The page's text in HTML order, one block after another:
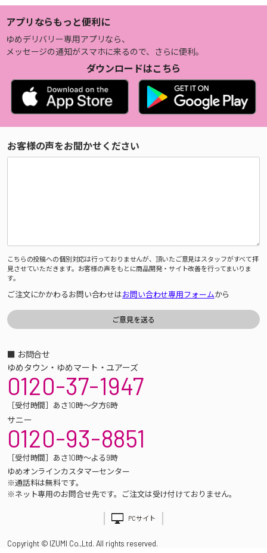
アプリならもっと便利に
ゆめデリバリー専用アプリなら、
メッセージの通知がスマホに来るので、さらに便利。
ダウンロードはこちら
お客様の声をお聞かせください
こちらの投稿への個別対応は行っておりませんが、頂いたご意見はスタッフがすべて拝
見させていただきます。お客様の声をもとに商品開発・サイト改善を行ってまいりま
す。
ご注文にかかわるお問い合わせはお問い合わせ専用フォームから
■ お問合せ
ゆめタウン・ゆめマート・ユアーズ
0120-37-1947
［受付時間］あさ10時～夕方6時
サニー
0120-93-8851
［受付時間］あさ10時～よる9時
ゆめオンラインカスタマーセンター
※通話料は無料です。
※ネット専用のお問合せ先です。ご注文は受け付けておりません。
PCサイト
Copyright © IZUMI Co.,Ltd. All rights reserved.